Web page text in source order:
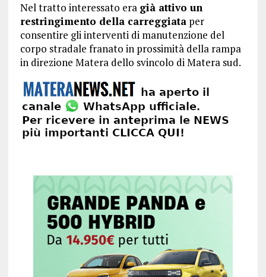
Nel tratto interessato era già attivo un
restringimento della carreggiataper
consentire gli interventi di manutenzione del
corpo stradale franato in prossimità della rampa
in direzione Matera dello svincolo di Matera sud.